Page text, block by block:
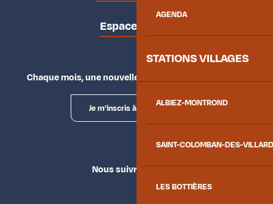
AGENDA
STATIONS VILLAGES
ALBIEZ-MONTROND
SAINT-COLOMBAN-DES-
LES BOTTIÈRES
Espace presse
Chaque mois, une nouvelle façon d'explorer la vallée.
Je m'inscris à la newsletter
Nous suivre